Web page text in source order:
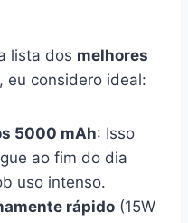
lista dos melhores
, eu considero ideal:
5000 mAh: Isso
ao fim do dia
uso intenso.
rápido (15W